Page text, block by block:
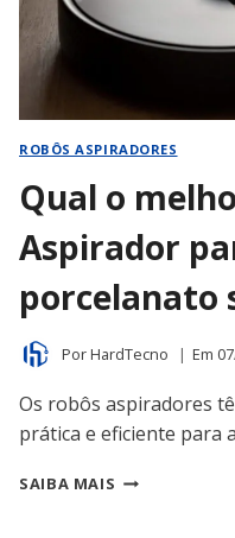
ROBÔS ASPIRADORES
Qual o
Aspirador
porcelanato
PorHardTecno Em
Os robôs aspiradores
prática e eficiente para
SAIBA MAIS QUAL